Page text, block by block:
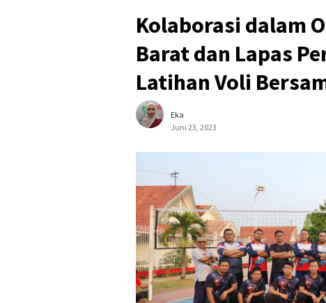
Kolaborasi dalam
Barat dan Lapas
Latihan Voli
Eka
Juni 23, 2023